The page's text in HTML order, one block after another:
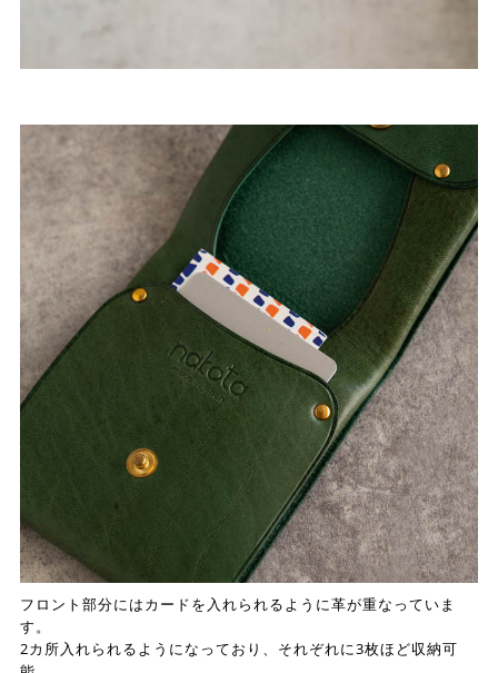
フロント部分にはカードを入れられるように革が重なっていま
す。
2カ所入れられるようになっており、それぞれに3枚ほど収納可